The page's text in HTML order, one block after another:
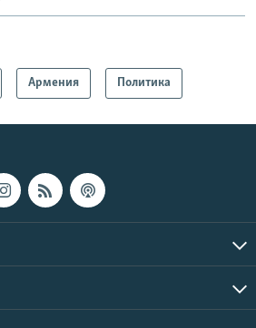
Армения Политика